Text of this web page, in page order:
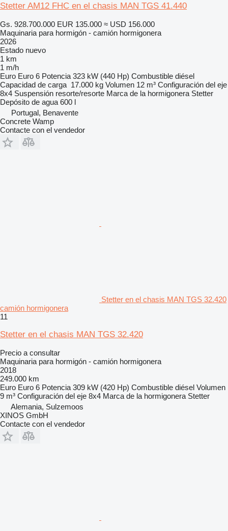
Stetter AM12 FHC en el chasis MAN TGS 41.440
Gs. 928.700.000 EUR 135.000 ≈ USD 156.000
Maquinaria para hormigón - camión hormigonera
2026
Estado nuevo
1 km
1 m/h
Euro Euro 6 Potencia 323 kW (440 Hp) Combustible diésel
Capacidad de carga 17.000 kg Volumen 12 m³ Configuración del eje
8x4 Suspensión resorte/resorte Marca de la hormigonera Stetter
Depósito de agua 600 l
Portugal, Benavente
Concrete Wamp
Contacte con el vendedor
Stetter en el chasis MAN TGS 32.420
camión hormigonera
11
Stetter en el chasis MAN TGS 32.420
Precio a consultar
Maquinaria para hormigón - camión hormigonera
2018
249.000 km
Euro Euro 6 Potencia 309 kW (420 Hp) Combustible diésel Volumen
9 m³ Configuración del eje 8x4 Marca de la hormigonera Stetter
Alemania, Sulzemoos
XINOS GmbH
Contacte con el vendedor